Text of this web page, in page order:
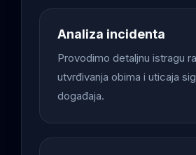
Analiza incidenta
Provodimo detaljnu istragu
utvrđivanja obima i uticaja
događaja.